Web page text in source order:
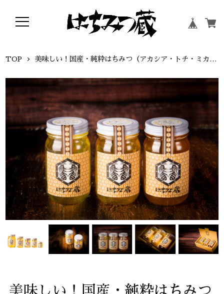
TOP 美味しい！国産・純粋はちみつ（アカシア・トチ・ミカン）300g３本セット
美味しい！国産・純粋はちみつ